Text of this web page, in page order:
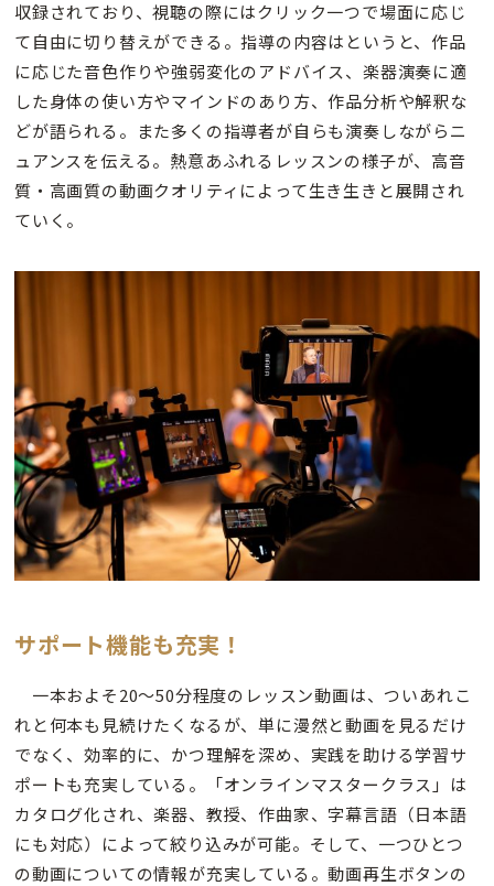
収録されており、視聴の際にはクリック一つで場面に応じ
て自由に切り替えができる。指導の内容はというと、作品
に応じた音色作りや強弱変化のアドバイス、楽器演奏に適
した身体の使い方やマインドのあり方、作品分析や解釈な
どが語られる。また多くの指導者が自らも演奏しながらニ
ュアンスを伝える。熱意あふれるレッスンの様子が、高音
質・高画質の動画クオリティによって生き生きと展開され
ていく。
サポート機能も充実！
一本およそ20～50分程度のレッスン動画は、ついあれこ
れと何本も見続けたくなるが、単に漫然と動画を見るだけ
でなく、効率的に、かつ理解を深め、実践を助ける学習サ
ポートも充実している。「オンラインマスタークラス」は
カタログ化され、楽器、教授、作曲家、字幕言語（日本語
にも対応）によって絞り込みが可能。そして、一つひとつ
の動画についての情報が充実している。動画再生ボタンの